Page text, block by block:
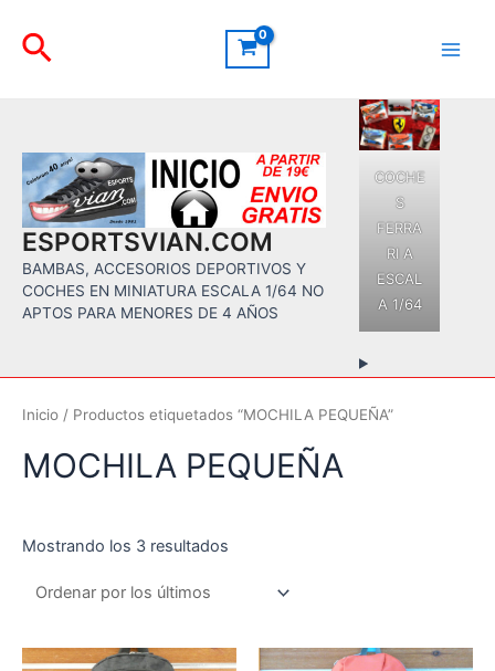
contenido
Buscar
ESPORTSVIAN.COM
BAMBAS, ACCESORIOS DEPORTIVOS Y
COCHES EN MINIATURA ESCALA 1/64 NO
APTOS PARA MENORES DE 4 AÑOS
COCHE
S
FERRA
RI A
ESCAL
A 1/64
Inicio / Productos etiquetados “MOCHILA PEQUEÑA”
MOCHILA PEQUEÑA
Mostrando los 3 resultados
últimos